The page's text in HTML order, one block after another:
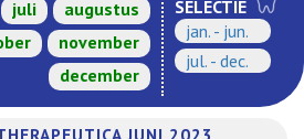
juli
augustus
november
december
SELECTIE
jan. - jun.
jul. - dec.
JUNI 2023